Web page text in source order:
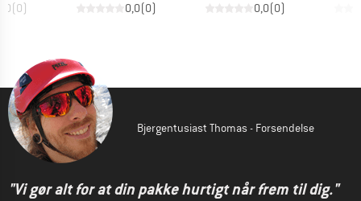
(0) 0,0(0) 0,0(0)
Bjergentusiast Thomas - Forsendelse
"Vi gør alt for at din pakke hurtigt når frem til dig."